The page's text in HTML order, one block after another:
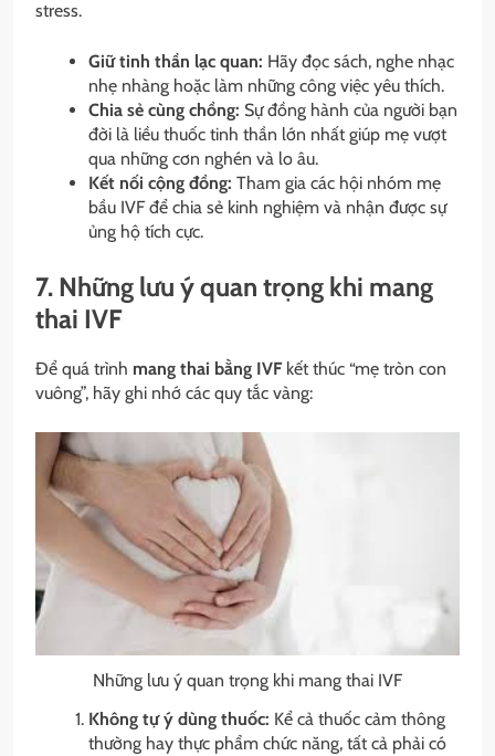
stress.
Giữ tinh thần lạc quan: Hãy đọc sách, nghe nhạc
nhẹ nhàng hoặc làm những công việc yêu thích.
Chia sẻ cùng chồng: Sự đồng hành của người bạn
đời là liều thuốc tinh thần lớn nhất giúp mẹ vượt
qua những cơn nghén và lo âu.
Kết nối cộng đồng: Tham gia các hội nhóm mẹ
bầu IVF để chia sẻ kinh nghiệm và nhận được sự
ủng hộ tích cực.
7. Những lưu ý quan trọng khi mang
thai IVF
Để quá trình mang thai bằng IVFkết thúc “mẹ tròn con
vuông”, hãy ghi nhớ các quy tắc vàng:
Những lưu ý quan trọng khi mang thai IVF
Không tự ý dùng thuốc: Kể cả thuốc cảm thông
thường hay thực phẩm chức năng, tất cả phải có